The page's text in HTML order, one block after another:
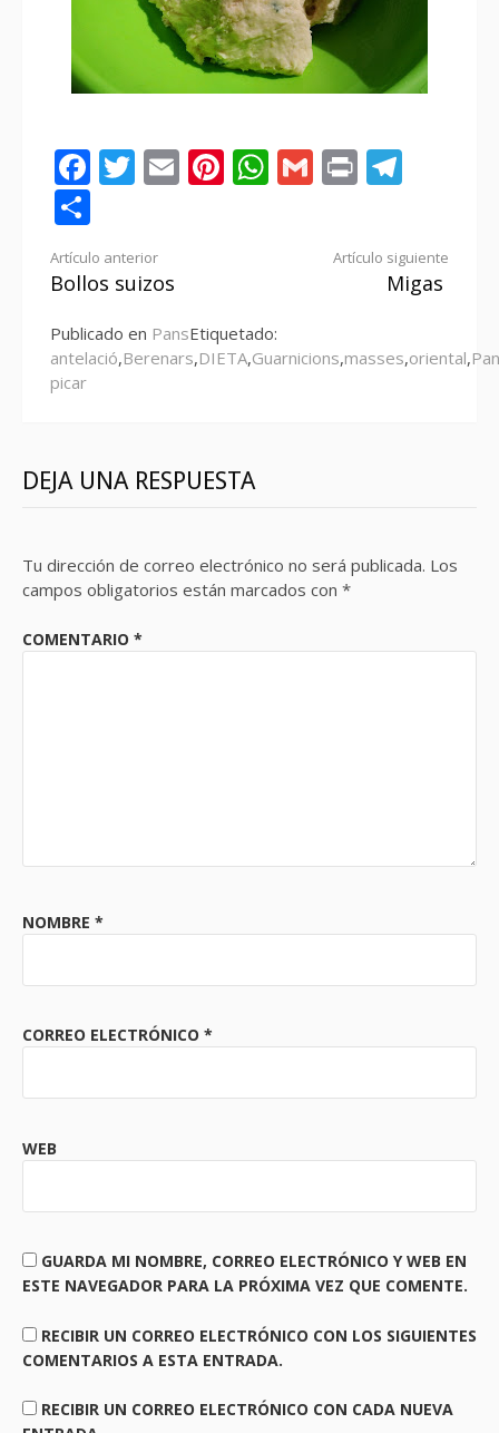
Facebook
Twitter
EmailPinterest
WhatsApp
Gmail
Print
Seguir
Artículo anterior
Bollos suizos
Artículo siguiente
Migas
Publicado en PansEtiquetado:
antelació,Berenars,DIETA,Guarnicions,masses,oriental,
picar
DEJA UNA RESPUESTA
Tu dirección de correo electrónico no será publicada. Los
campos obligatorios están marcados con *
COMENTARIO *
NOMBRE *
CORREO ELECTRÓNICO *
WEB
GUARDA MI NOMBRE, CORREO ELECTRÓNICO Y WEB EN
ESTE NAVEGADOR PARA LA PRÓXIMA VEZ QUE COMENTE.
RECIBIR UN CORREO ELECTRÓNICO CON LOS SIGUIENTES
COMENTARIOS A ESTA ENTRADA.
RECIBIR UN CORREO ELECTRÓNICO CON CADA NUEVA